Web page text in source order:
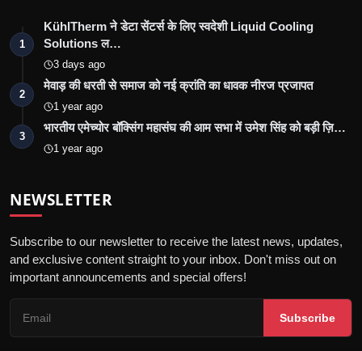
1
KühlTherm ने डेटा सेंटर्स के लिए स्वदेशी Liquid Cooling
Solutions ल…
3 days ago
2
मेवाड़ की धरती से समाज को नई क्रांति का धावक नीरज प्रजापत
1 year ago
3
भारतीय एमेच्योर बॉक्सिंग महासंघ की आम सभा में उमेश सिंह को बड़ी ज़ि…
1 year ago
NEWSLETTER
Subscribe to our newsletter to receive the latest news, updates,
and exclusive content straight to your inbox. Don't miss out on
important announcements and special offers!
Subscribe